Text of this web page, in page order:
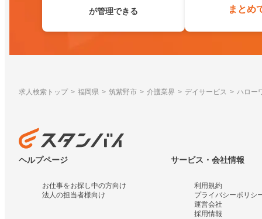
が管理できる まとめ
求人検索トップ 福岡県 筑紫野市 介護業界 デイサービス ハロー
ヘルプページ
お仕事をお探し中の方向け
法人の担当者様向け
サービス・会社情報
利用規約
プライバシーポリシ
運営会社
採用情報